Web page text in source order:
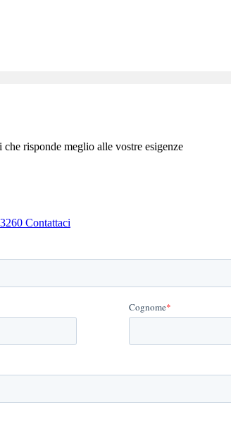
risponde meglio alle vostre esigenze
Contattaci